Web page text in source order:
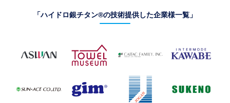
「ハイドロ銀チタン®の技術提供した企業様一覧」